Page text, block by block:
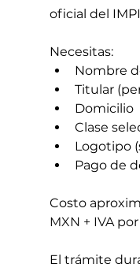
oficial del
Necesitas:
Nombre
Titular
Domicilio
Clase
Logotipo
Pago de
Costo
MXN + IVA por
El trámite